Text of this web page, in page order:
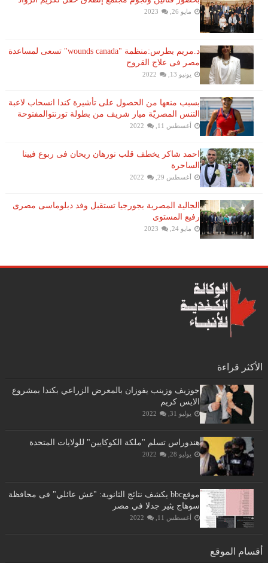
مايو 26, 2023
د.مريم بطرس:منظمة "wounds canada" تسعى لمساعدة
مصر فى علاج القروح
يونيو 13, 2022
بسبب منعها من الحصول على تأشيرة كندا انسحاب لاعبة ​
التنس​ المصريّة ​ميار شريف​ من بطولة ​تورنتو​المفتوحة
أغسطس 11, 2022
احمد شاكر يخطف قلب نورهان ريحان فى ربوع فيينا
الساحرة
أغسطس 29, 2022
الجالية المصرية بجورجيا تستقبل وفد دبلوماسى مصرى
رفيع المستوى
مايو 24, 2023
الأكثر قراءة
جوزيف وزينب يفوزان بالمعرض الزراعي بكندا بمشروع
الايس كريم
يوليو 31, 2022
هندوراس تسلم "ملكة الكوكايين" للولايات المتحدة
يوليو 28, 2022
موقعbbc يكشف نتائج الثانوية: "غش عائلي" فى محافظة
سوهاج يثير جدلا في مصر
أغسطس 11, 2022
أقسام الموقع